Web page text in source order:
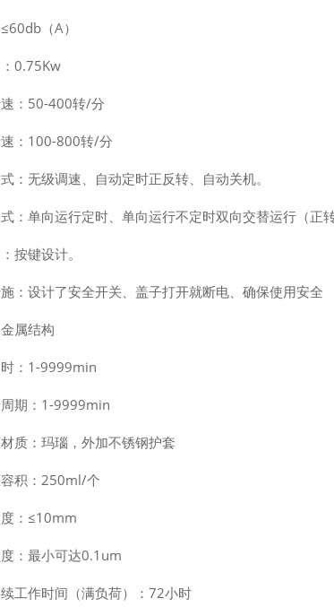
（A）
0.75Kw
：50-400转/分
：100-800转/分
：无级调速、自动定时正反转、自动关机。
：单向运行定时、单向运行不定时双向交替运行（
按键设计。
：设计了安全开关、盖子打开就断电、确保使用安全
属结构
：1-9999min
期：1-9999min
质：玛瑙，外加不锈钢护套
积：250ml/个
：≤10mm
：最小可达0.1um
工作时间（满负荷）：72小时